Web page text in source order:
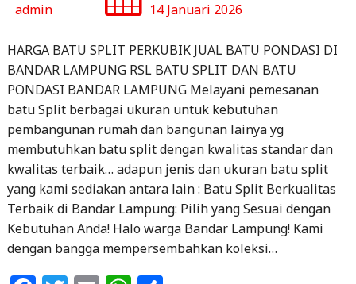
admin
14 Januari 2026
HARGA BATU SPLIT PERKUBIK JUAL BATU PONDASI DI
BANDAR LAMPUNG RSL BATU SPLIT DAN BATU
PONDASI BANDAR LAMPUNG Melayani pemesanan
batu Split berbagai ukuran untuk kebutuhan
pembangunan rumah dan bangunan lainya yg
membutuhkan batu split dengan kwalitas standar dan
kwalitas terbaik… adapun jenis dan ukuran batu split
yang kami sediakan antara lain : Batu Split Berkualitas
Terbaik di Bandar Lampung: Pilih yang Sesuai dengan
Kebutuhan Anda! Halo warga Bandar Lampung! Kami
dengan bangga mempersembahkan koleksi…